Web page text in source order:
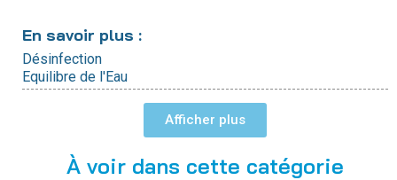
En savoir plus :
Désinfection
Equilibre de l'Eau
Anti Algues et Floculants
Afficher
À voir dans cette catégorie